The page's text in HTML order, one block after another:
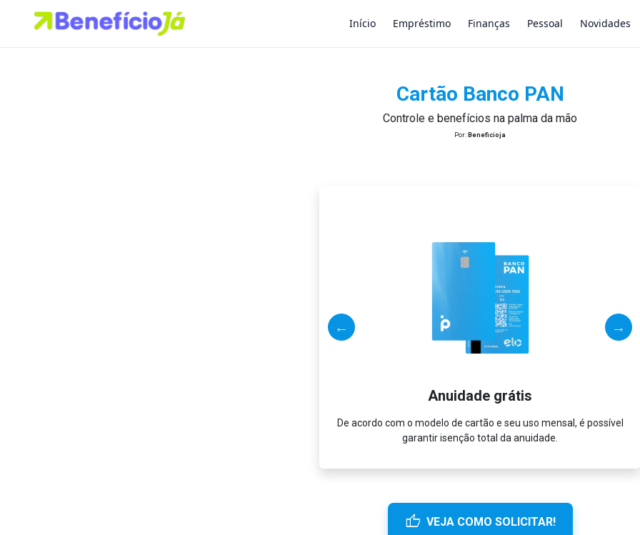
Início Empréstimo Finanças Pessoal Novidades
×
Cartão Banco PAN
Controle e benefícios na palma da mão
Por: Beneficioja
Anuidade grátis
De acordo com o modelo de cartão e seu uso mensal, é possível
garantir isenção total da anuidade.
thumb_up VEJA COMO SOLICITAR!